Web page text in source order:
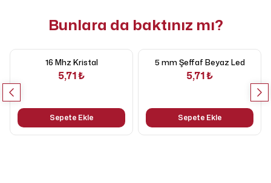
Bunlara da baktınız mı?
16 Mhz Kristal
5,71 ₺
Sepete Ekle
5 mm Şeffaf Beyaz Led
5,71 ₺
Sepete Ekle